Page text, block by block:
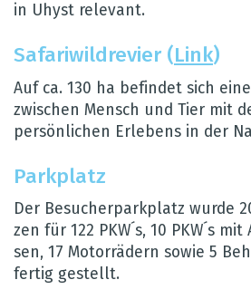
in Uhyst rele­vant.
Safa­ri­wild­re­vier (Link)
Auf ca. 130 ha befin­det sich
zwi­schen Mensch und Tier mit
per­sön­li­chen Erle­bens in der
Park­platz
Der Besu­cher­park­platz wurde
zen für 122 PKW´s, 10 PKW´s
sen, 17 Motor­rä­dern sowie 5
fer­tig gestellt.